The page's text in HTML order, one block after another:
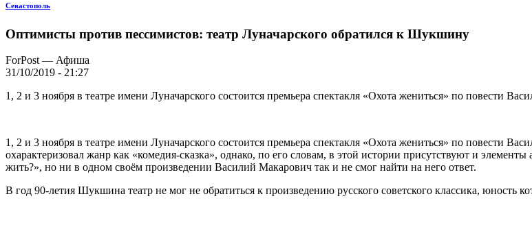
Севастополь
Оптимисты против пессимистов: театр Луначарского обратился к Шукшину
ForPost — Афиша
31/10/2019 - 21:27
1, 2 и 3 ноября в театре имени Луначарского состоится премьера спектакля «Охота жениться» по повести
1, 2 и 3 ноября в театре имени Луначарского состоится премьера спектакля «Охота жениться» по повести
охарактеризовал жанр как «комедия-сказка», однако, по его словам, в этой истории присутствуют и
жить?», но ни в одном своём произведении Василий Макарович так и не смог найти на него ответ.
В год 90-летия Шукшина театр не мог не обратиться к произведению русского советского классика, юность